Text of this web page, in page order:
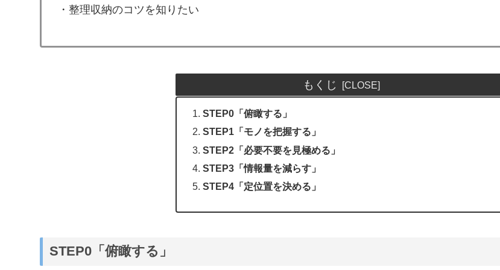
・整理収納のコツを知りたい
もくじ
STEP0「俯瞰する」
STEP1「モノを把握する」
STEP2「必要不要を見極める」
STEP3「情報量を減らす」
STEP4「定位置を決める」
STEP0「俯瞰する」